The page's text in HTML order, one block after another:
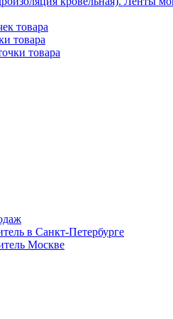
товара
товара
товара
в Санкт-Петербурге
Москве